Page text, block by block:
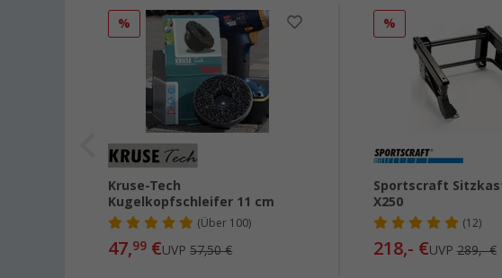
%
Kruse-Tech
Kugelkopfschleifer 11 cm
(Über 100)
47,99 €UVP57,50 €
%
Sportscraft
X250
(12)
218,- €UVP 289,- €